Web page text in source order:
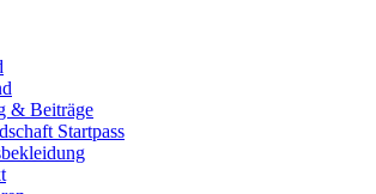
& Beiträge
Startpass